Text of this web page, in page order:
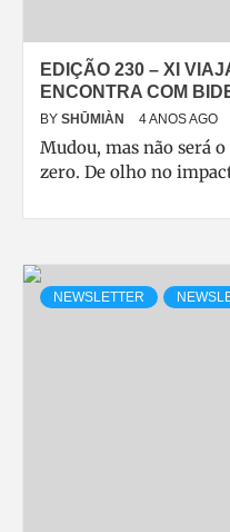
EDIÇÃO 230 – XI
ENCONTRA COM
BY SHŪMIÀN 4 ANOS AGO
Mudou, mas não será
zero. De olho no
NEWSLETTER